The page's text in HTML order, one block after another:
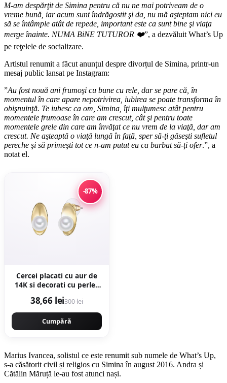
M-am despărţit de Simina pentru că nu ne mai potriveam de o
vreme bună, iar acum sunt îndrăgostit şi da, nu mă aşteptam nici eu
să se întâmple atât de repede, important este ca sunt bine şi viaţa
merge înainte. NUMA BiNE TUTUROR ❤️”, a dezvăluit What’s Up
pe reţelele de socializare.
Artistul renumit a făcut anunțul despre divorțul de Simina, printr-un
mesaj public lansat pe Instagram:
”Au fost nouă ani frumoşi cu bune cu rele, dar se pare că, în
momentul în care apare nepotrivirea, iubirea se poate transforma în
obişnuinţă. Te iubesc ca om, Simina, îţi mulţumesc atât pentru
momentele frumoase în care am crescut, cât şi pentru toate
momentele grele din care am învăţat ce nu vrem de la viaţă, dar am
crescut. Ne aşteaptă o viaţă lungă în faţă, sper să-ţi găseşti sufletul
pereche şi să primeşti tot ce n-am putut eu ca barbat să-ţi ofer.”, a
notat el.
-87%
Cercei placati cu aur de
14K si decorati cu perle -
38,66 lei300 lei
Cumpără
Marius Ivancea, solistul ce este renumit sub numele de What’s Up,
s-a căsătorit civil și religios cu Simina în august 2016. Andra și
Cătălin Măruță le-au fost atunci nași.